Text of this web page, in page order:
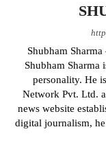
Shubham
Shubham Sharma
personality. He
Network Pvt. Ltd.
news website
digital journalism,